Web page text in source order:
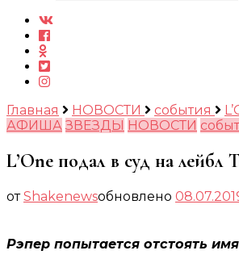
Главная НОВОСТИ события
АФИША ЗВЕЗДЫ НОВОСТИ
L’One подал в суд на лейбл
отShakenewsобновлено
Рэпер попытается отстоять